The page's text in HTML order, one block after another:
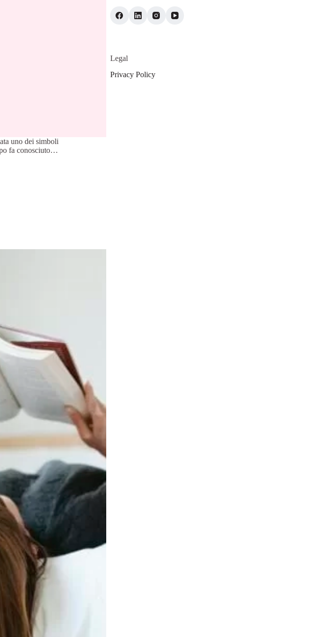
uno dei simboli
fa conosciuto…
Legal
Privacy Policy